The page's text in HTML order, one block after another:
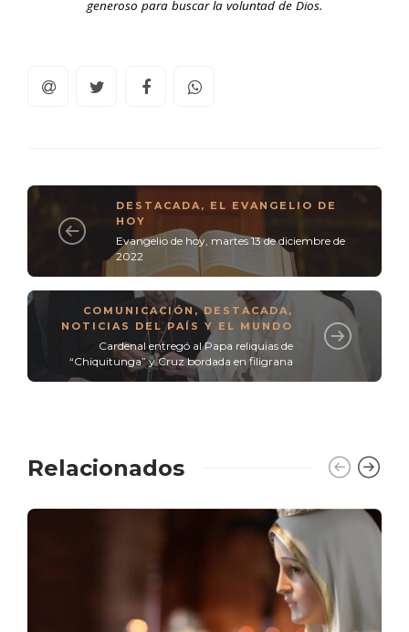
generoso para buscar la voluntad de Dios.
DESTACADA , EL EVANGELIO DE
HOY
Evangelio de hoy, martes 13 de diciembre de
2022
COMUNICACIÓN,DESTACADA ,
NOTICIAS DEL PAÍS Y EL MUNDO
Cardenal entregó al Papa reliquias de
“Chiquitunga” y Cruz bordada en filigrana
Relacionados